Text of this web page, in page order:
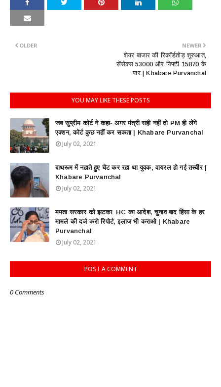
NEWER
शेयर बाजार की रिकॉर्डतोड़ शुरुआत,
सेंसेक्स 53000 और निफ्टी 15870 के
पार | Khabare Purvanchal
OLDER
YOU MAY LIKE THESE POSTS
जब सुप्रीम कोर्ट ने कहा- अगर मंत्री सही नहीं तो PM ही लेंगे
एक्शन, कोर्ट कुछ नहीं कर सकता | Khabare Purvanchal
July 02, 2021
बाथरूम में नहाते हुए चैट कर रहा था युवक, वायरल हो गई तस्वीर |
Khabare Purvanchal
July 02, 2021
ममता सरकार को झटका: HC का आदेश, चुनाव बाद हिंसा के हर
मामले की दर्ज करो रिपोर्ट, इलाज भी कराओ | Khabare
Purvanchal
July 02, 2021
POST A COMMENT
0 Comments